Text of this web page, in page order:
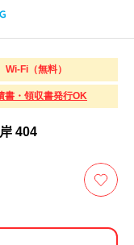
Wi-Fi（無料）
書・領収書発行OK
404